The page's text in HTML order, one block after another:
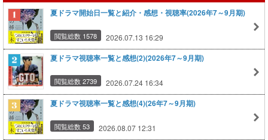
夏ドラマ開始日一覧と紹介・感想・視聴率(2026年7～9月期)
閲覧総数 1578 2026.07.13 16:29
夏ドラマ視聴率一覧と感想(2)(2026年7～9月期)
閲覧総数 2739 2026.07.24 16:34
夏ドラマ視聴率一覧と感想(4)(26年7～9月期)
閲覧総数 53 2026.08.07 12:31